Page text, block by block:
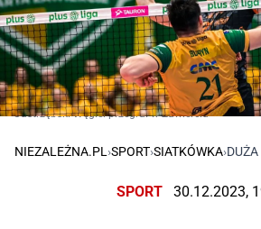
Jastrzębski Węgiel przegrał w Zawierciu
NIEZALEŻNA.PL ›SPORT›SIATKÓWKA›
SPORT 30.12.2023,